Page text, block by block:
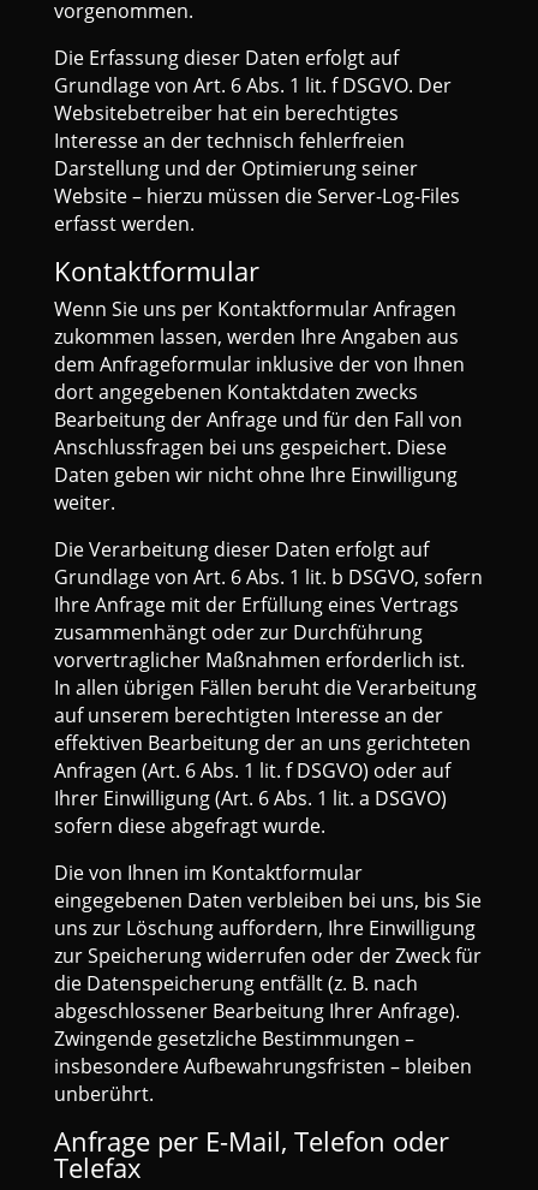
vorgenommen.
Die Erfassung dieser Daten erfolgt auf
Grundlage von Art. 6 Abs. 1 lit. f DSGVO. Der
Websitebetreiber hat ein berechtigtes
Interesse an der technisch fehlerfreien
Darstellung und der Optimierung seiner
Website – hierzu müssen die Server-Log-Files
erfasst werden.
Kontaktformular
Wenn Sie uns per Kontaktformular Anfragen
zukommen lassen, werden Ihre Angaben aus
dem Anfrageformular inklusive der von Ihnen
dort angegebenen Kontaktdaten zwecks
Bearbeitung der Anfrage und für den Fall von
Anschlussfragen bei uns gespeichert. Diese
Daten geben wir nicht ohne Ihre Einwilligung
weiter.
Die Verarbeitung dieser Daten erfolgt auf
Grundlage von Art. 6 Abs. 1 lit. b DSGVO, sofern
Ihre Anfrage mit der Erfüllung eines Vertrags
zusammenhängt oder zur Durchführung
vorvertraglicher Maßnahmen erforderlich ist.
In allen übrigen Fällen beruht die Verarbeitung
auf unserem berechtigten Interesse an der
effektiven Bearbeitung der an uns gerichteten
Anfragen (Art. 6 Abs. 1 lit. f DSGVO) oder auf
Ihrer Einwilligung (Art. 6 Abs. 1 lit. a DSGVO)
sofern diese abgefragt wurde.
Die von Ihnen im Kontaktformular
eingegebenen Daten verbleiben bei uns, bis Sie
uns zur Löschung auffordern, Ihre Einwilligung
zur Speicherung widerrufen oder der Zweck für
die Datenspeicherung entfällt (z. B. nach
abgeschlossener Bearbeitung Ihrer Anfrage).
Zwingende gesetzliche Bestimmungen –
insbesondere Aufbewahrungsfristen – bleiben
unberührt.
Anfrage per E-Mail, Telefon oder
Telefax